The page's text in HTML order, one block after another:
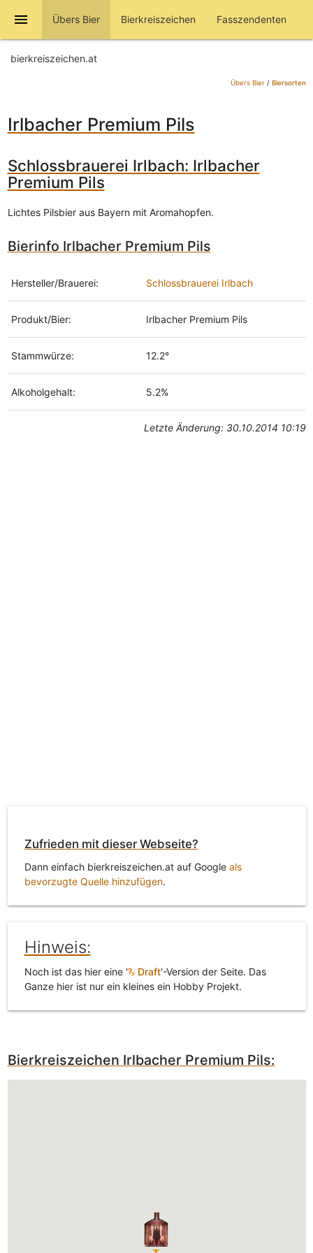
menu Übers Bier Bierkreiszeichen Fasszendenten
bierkreiszeichen.at
Übers Bier/ Biersorten
Irlbacher Premium Pils
Schlossbrauerei Irlbach: Irlbacher
Premium Pils
Lichtes Pilsbier aus Bayern mit Aromahopfen.
Bierinfo Irlbacher Premium Pils
Hersteller/Brauerei: Schlossbrauerei Irlbach
Produkt/Bier: Irlbacher Premium Pils
Stammwürze: 12.2°
Alkoholgehalt: 5.2%
Letzte Änderung: 30.10.2014 10:19
Zufrieden mit dieser Webseite?
Dann einfach bierkreiszeichen.at auf Google als
bevorzugte Quelle hinzufügen.
Hinweis:
Noch ist das hier eine ' Draft'-Version der Seite. Das
Ganze hier ist nur ein kleines ein Hobby Projekt.
Bierkreiszeichen Irlbacher Premium Pils: